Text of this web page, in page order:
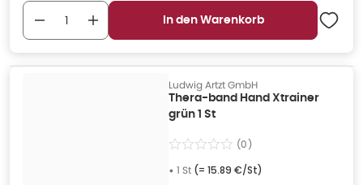
In den Warenkorb
Ludwig Artzt GmbH
Thera-band Hand Xtrainer
grün 1 St
(0)
• 1 St (= 15.89 €/St)